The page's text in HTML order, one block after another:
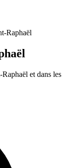
Raphaël
et dans les